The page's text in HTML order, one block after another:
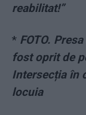
reabilitat!”
* FOTO.
fost oprit de
Intersecția în
locuia